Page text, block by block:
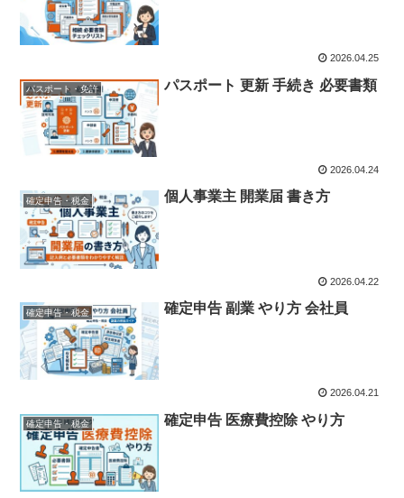
2026.04.25
パスポート・免許 パスポート 更新 手続き 必要書類
2026.04.24
確定申告・税金 個人事業主 開業届 書き方
2026.04.22
確定申告・税金 確定申告 副業 やり方 会社員
2026.04.21
確定申告・税金 確定申告 医療費控除 やり方